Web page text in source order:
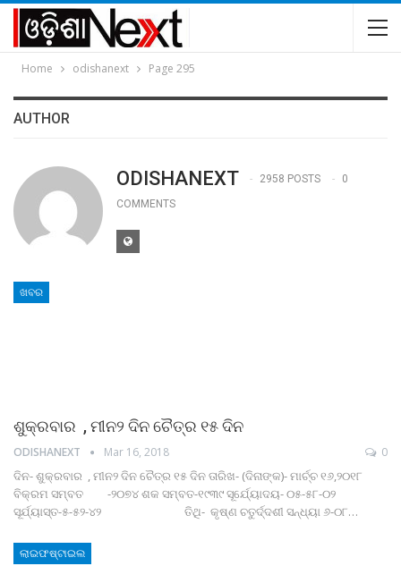
Home odishanext Page 295
AUTHOR
ODISHANEXT 2958 POSTS
0
COMMENTS
ଖବର
ଶୁକ୍ରବାର , ମୀନ୨ ଦିନ ଚୈତ୍ର ୧୫ ଦିନ
ODISHANEXT Mar 16, 2018 0
ଦିନ- ଶୁକ୍ରବାର , ମୀନ୨ ଦିନ ଚୈତ୍ର ୧୫ ଦିନ ତାରିଖ- (ଦିନାଙ୍କ)- ମାର୍ଚ୍ଚ ୧୬,୨୦୧୮
ବିକ୍ରମ ସମ୍ବତ -୨୦୭୪ ଶକ ସମ୍ବତ-୧୯୩୯ ସୂର୍ଯ୍ୟୋଦୟ- ୦୫-୫୮-୦୨
ସୂର୍ଯ୍ୟାସ୍ତ-୫-୫୨-୪୨ ତିଥି- କୃଷ୍ଣ ଚତୁର୍ଦ୍ଦଶୀ ସନ୍ଧ୍ୟା ୬-୦୮…
ଲାଇଫଷ୍ଟାଇଲ